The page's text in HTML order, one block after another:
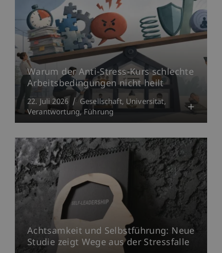
Warum der Anti-Stress-Kurs schlechte
Arbeitsbedingungen nicht heilt
22. Juli 2026 Gesellschaft Universität
Verantwortung Führung
Achtsamkeit und Selbstführung: Neue
Studie zeigt Wege aus der Stressfalle